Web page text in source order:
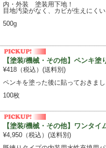
内・外装 塗装用下地！
目地汚染がなく、カビが生えにくい
500g
【塗装/機械・その他】ペンキ
¥418（税込） (送料別)
ペンキを塗った後に貼っておきまし
100枚
【塗装/機械・その他】ワンタ
¥4,950（税込） (送料別)